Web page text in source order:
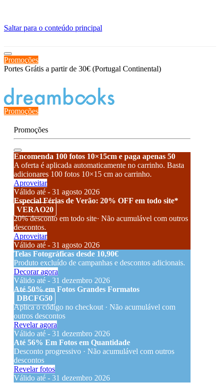
Saltar para o conteúdo principal
Promoções
Portes Grátis a partir de 30€ (Portugal Continental)
Promoções
Promoções
Encomenda 100 fotos 10×15cm e paga apenas 50
A oferta é aplicada automaticamente no carrinho. Basta
adicionares 100 fotos 10×15 cm ao carrinho.
Aproveitar
Válido até - 31 agosto 2026
Especial Férias de Verão: 20% OFF em todo site*
VERAO20
20% desconto em todo site· Não acumulável com outros
descontos.
Aproveitar
Válido até - 31 agosto 2026
Telas Fotográficas desde 10,90€
Produto excluído de campanhas e descontos adicionais.
Decorar agora
Válido até - 31 dezembro 2026
Até 50% em Fotos Grandes Formatos
DBCFG50
Aplica o código no checkout · Não acumulável com
outros descontos
Revelar agora
Válido até - 31 dezembro 2026
Até 56% Em Fotos em Quantidade
Desconto progressivo · Não acumulável com outros
descontos
Revelar fotos
Válido até - 31 dezembro 2026
≡